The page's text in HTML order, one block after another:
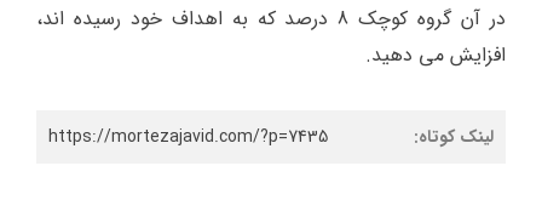
در آن گروه کوچک 8 درصد که به اهداف خود رسیده اند،
افزایش می دهید.
لینک کوتاه: https://mortezajavid.com/?p=7435